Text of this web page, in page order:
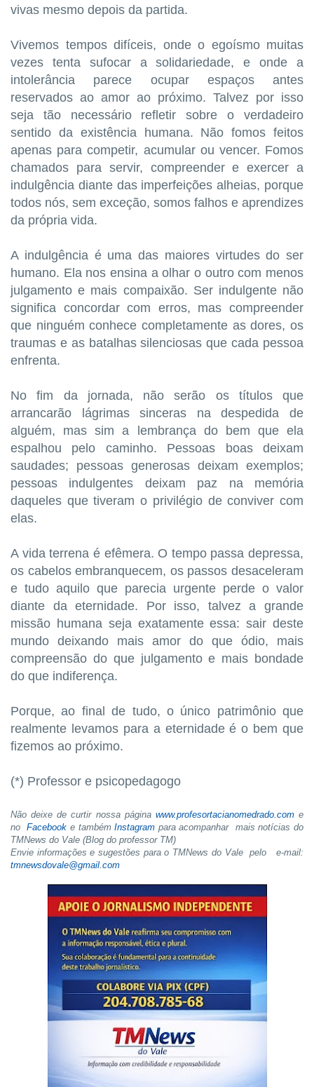
vivas mesmo depois da partida.
Vivemos tempos difíceis, onde o egoísmo muitas
vezes tenta sufocar a solidariedade, e onde a
intolerância parece ocupar espaços antes
reservados ao amor ao próximo. Talvez por isso
seja tão necessário refletir sobre o verdadeiro
sentido da existência humana. Não fomos feitos
apenas para competir, acumular ou vencer. Fomos
chamados para servir, compreender e exercer a
indulgência diante das imperfeições alheias, porque
todos nós, sem exceção, somos falhos e aprendizes
da própria vida.
A indulgência é uma das maiores virtudes do ser
humano. Ela nos ensina a olhar o outro com menos
julgamento e mais compaixão. Ser indulgente não
significa concordar com erros, mas compreender
que ninguém conhece completamente as dores, os
traumas e as batalhas silenciosas que cada pessoa
enfrenta.
No fim da jornada, não serão os títulos que
arrancarão lágrimas sinceras na despedida de
alguém, mas sim a lembrança do bem que ela
espalhou pelo caminho. Pessoas boas deixam
saudades; pessoas generosas deixam exemplos;
pessoas indulgentes deixam paz na memória
daqueles que tiveram o privilégio de conviver com
elas.
A vida terrena é efêmera. O tempo passa depressa,
os cabelos embranquecem, os passos desaceleram
e tudo aquilo que parecia urgente perde o valor
diante da eternidade. Por isso, talvez a grande
missão humana seja exatamente essa: sair deste
mundo deixando mais amor do que ódio, mais
compreensão do que julgamento e mais bondade
do que indiferença.
Porque, ao final de tudo, o único patrimônio que
realmente levamos para a eternidade é o bem que
fizemos ao próximo.
(*) Professor e psicopedagogo
Não deixe de curtir nossa página www.profesortacianomedrado.come
noFacebook e tambémInstagram para acompanhar mais notícias do
TMNews do Vale (Blog do professor TM)
Envie informações e sugestões para o TMNews do Vale pelo e-mail:
tmnewsdovale@gmail.com